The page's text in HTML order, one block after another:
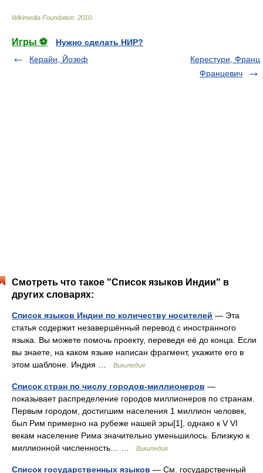
Wikimedia Foundation 2010
Игры ⚽
Нужно сделать НИР?
Керайн, Йозеф
Керестури, Франц
Францевич
Смотреть что такое "Список языков Индии" в
других словарях:
Список языков Индии по количеству носителей — Эта
статья содержит незавершённый перевод с иностранного
языка. Вы можете помочь проекту, переведя её до конца. Если
вы знаете, на каком языке написан фрагмент, укажите его в
этом шаблоне. Индия …
Википедия
Список стран по числу городов-миллионеров —
показывает распределение городов миллионеров по странам.
Первым городом, достигшим населения 1 миллион человек,
был Рим примерно на рубеже нашей эры[1], однако к V VI
векам население Рима значительно уменьшилось. Близкую к
миллионной численность… …
Википедия
Список государственных языков — См. государственный